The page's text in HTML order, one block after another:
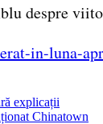
despre
in-luna-
explicații
Chinatown